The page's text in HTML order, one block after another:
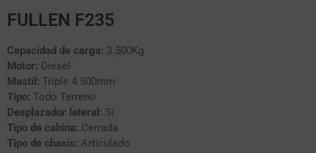
FULLEN F235
Capacidad de carga: 3.500Kg
Motor: Diesel
Mastil: Triple 4.500mm
Tipo: Todo Terreno
Desplazador lateral: Sí
Tipo de cabina: Cerrada
Tipo de chasis: Articulado